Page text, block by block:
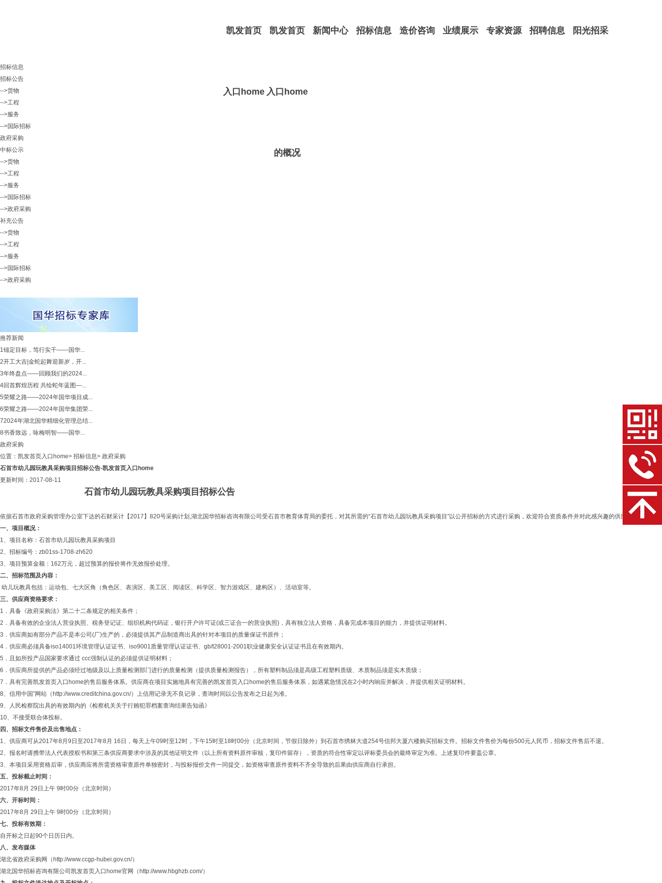
凯发首页
入口home
凯发首页
入口home
的概况
新闻中心 招标信息 造价咨询 业绩展示 专家资源 招聘信息 阳光招采
招标信息
招标公告
-->货物
-->工程
-->服务
-->国际招标
政府采购
中标公示
-->货物
-->工程
-->服务
-->国际招标
-->政府采购
补充公告
-->货物
-->工程
-->服务
-->国际招标
-->政府采购
推荐新闻
1锚定目标，笃行实干——国华...
2开工大吉|金蛇起舞迎新岁，开...
3年终盘点——回顾我们的2024...
4回首辉煌历程 共绘蛇年蓝图—...
5荣耀之路——2024年国华项目成...
6荣耀之路——2024年国华集团荣...
72024年湖北国华精细化管理总结...
8书香致远，咏梅明智——国华...
政府采购
位置： 凯发首页入口home> 招标信息> 政府采购
石首市幼儿园玩教具采购项目招标公告-凯发首页入口home
更新时间：2017-08-11
石首市幼儿园玩教具采购项目招标公告
依据石首市政府采购管理办公室下达的石财采计【2017】820号采购计划,湖北国华招标咨询有限公司受石首市教育体育局的委托，对其所需的“石首市幼儿园玩教具采购项目”以公开招标的方式进行采购，欢迎符合资质条件并对此感兴趣的供应商前来投标。
一、项目概况：
1、项目名称：石首市幼儿园玩教具采购项目
2、招标编号：zb01ss-1708-zh620
3、项目预算金额：162万元，超过预算的报价将作无效报价处理。
二、招标范围及内容：
幼儿玩教具包括：运动包、七大区角（角色区、表演区、美工区、阅读区、科学区、智力游戏区、建构区）、活动室等。
三、供应商资格要求：
1．具备《政府采购法》第二十二条规定的相关条件；
2．具备有效的企业法人营业执照、税务登记证、组织机构代码证，银行开户许可证(或三证合一的营业执照)，具有独立法人资格，具备完成本项目的能力，并提供证明材料。
3．供应商如有部分产品不是本公司(厂)生产的，必须提供其产品制造商出具的针对本项目的质量保证书原件；
4．供应商必须具备iso14001环境管理认证证书、iso9001质量管理认证证书、gb/t28001-2001职业健康安全认证证书且在有效期内。
5．且如所投产品国家要求通过 ccc强制认证的必须提供证明材料；
6．供应商所提供的产品必须经过地级及以上质量检测部门进行的质量检测（提供质量检测报告），所有塑料制品须是高级工程塑料质级、木质制品须是实木质级；
7．具有完善凯发首页入口home的售后服务体系。供应商在项目实施地具有完善的凯发首页入口home的售后服务体系，如遇紧急情况在2小时内响应并解决，并提供相关证明材料。
8、信用中国”网站（http://www.creditchina.gov.cn/）上信用记录无不良记录，查询时间以公告发布之日起为准。
9、人民检察院出具的有效期内的《检察机关关于行贿犯罪档案查询结果告知函》
10、不接受联合体投标。
四、招标文件售价及出售地点：
1、供应商可从2017年8月9日至2017年8月 16日，每天上午09时至12时，下午15时至18时00分（北京时间，节假日除外）到石首市绣林大道254号信邦大厦六楼购买招标文件。招标文件售价为每份500元人民币，招标文件售后不退。
2、报名时请携带法人代表授权书和第三条供应商要求中涉及的其他证明文件（以上所有资料原件审核，复印件留存），资质的符合性审定以评标委员会的最终审定为准。上述复印件要盖公章。
3、本项目采用资格后审，供应商应将所需资格审查原件单独密封，与投标报价文件一同提交，如资格审查原件资料不齐全导致的后果由供应商自行承担。
五、投标截止时间：
2017年8月 29日上午 9时00分（北京时间）
六、开标时间：
2017年8月 29日上午 9时00分（北京时间）
七、投标有效期：
自开标之日起90个日历日内。
八、发布媒体
湖北省政府采购网（http://www.ccgp-hubei.gov.cn/）
湖北国华招标咨询有限公司凯发首页入口home官网（http://www.hbghzb.com/）